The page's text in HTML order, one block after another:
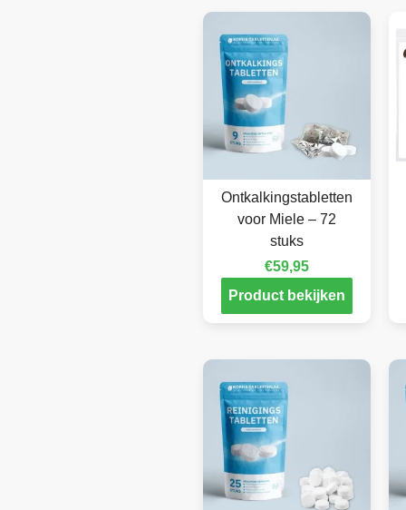
Ontkalkingstabletten
voor Miele – 72
stuks
€59,95
Product bekijken